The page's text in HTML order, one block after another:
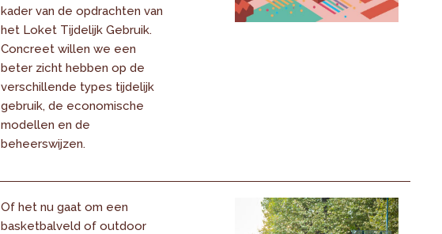
kader van de opdrachten van
het Loket Tijdelijk Gebruik.
Concreet willen we een
beter zicht hebben op de
verschillende types tijdelijk
gebruik, de economische
modellen en de
beheerswijzen.
Of het nu gaat om een
basketbalveld of outdoor